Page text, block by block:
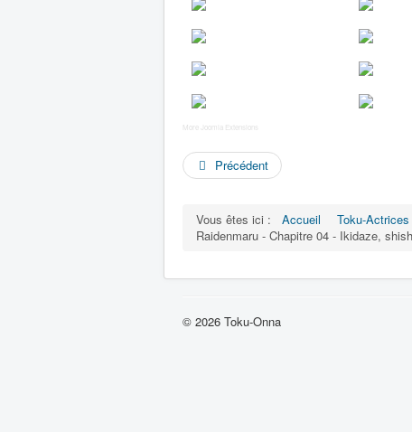
More Joomla Extensions
Précédent
Vous êtes ici : Accueil Toku-Actrices
Raidenmaru - Chapitre 04 - Ikidaze,
© 2026 Toku-Onna